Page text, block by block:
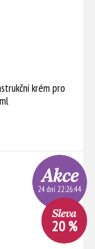
krém pro
24 dní 22:26:44
20 %